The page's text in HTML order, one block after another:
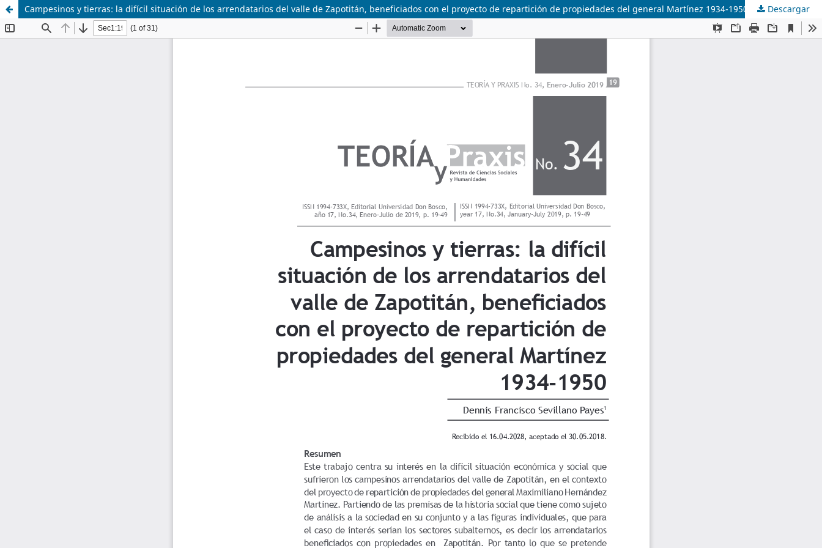
Campesinos y tierras: la difícil situación de los arrendatarios del valle de Zapotitán, beneficiados con el proyecto de repartición de propiedades del general Martínez 1934-1950 Descargar